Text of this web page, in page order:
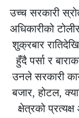
उच्च सरकारी
अधिकारीको
शुक्रबार
हुँदै पर्सा र
उनले सरकारी
बजार, होटल,
क्षेत्रको